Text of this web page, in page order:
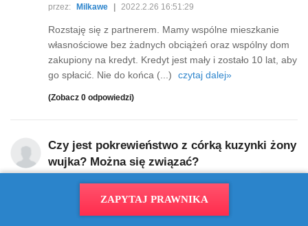
przez: Milkawe 2022.2.26 16:51:29
Rozstaję się z partnerem. Mamy wspólne mieszkanie
własnościowe bez żadnych obciążeń oraz wspólny dom
zakupiony na kredyt. Kredyt jest mały i zostało 10 lat, aby
go spłacić. Nie do końca (...)
czytaj dalej»
(Zobacz 0 odpowiedzi)
Czy jest pokrewieństwo z córką kuzynki żony
wujka? Można się związać?
marasek997 | 2022.2.27 11:4:52
Cześć wszystkim mam takie pytanie odnośnie
ZAPYTAJ PRAWNIKA